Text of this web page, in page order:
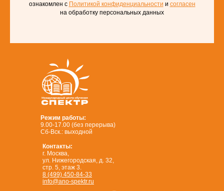
ознакомлен с Политикой конфиденциальности и согласен
на обработку персональных данных
Режим работы:
9.00-17.00 (без перерыва)
Сб-Вск.: выходной
Контакты:
г. Москва,
ул. Нижегородская, д. 32,
стр. 5, этаж 3.
8 (499) 450-84-33
info@ano-spektr.ru